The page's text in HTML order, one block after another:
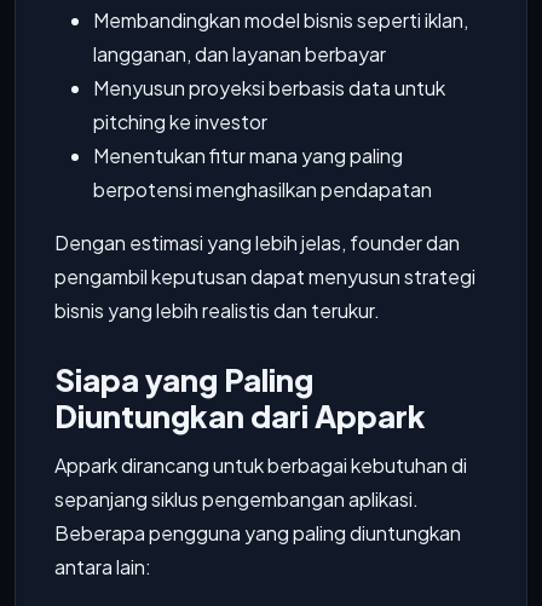
Membandingkan model bisnis seperti iklan,
langganan, dan layanan berbayar
Menyusun proyeksi berbasis data untuk
pitching ke investor
Menentukan fitur mana yang paling
berpotensi menghasilkan pendapatan
Dengan estimasi yang lebih jelas, founder dan
pengambil keputusan dapat menyusun strategi
bisnis yang lebih realistis dan terukur.
Siapa yang Paling
Diuntungkan dari Appark
Appark dirancang untuk berbagai kebutuhan di
sepanjang siklus pengembangan aplikasi.
Beberapa pengguna yang paling diuntungkan
antara lain: